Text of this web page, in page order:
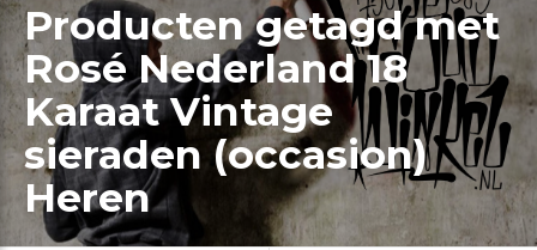
Producten getagd met
Rosé Nederland 18
Karaat Vintage
sieraden (occasion)
Heren